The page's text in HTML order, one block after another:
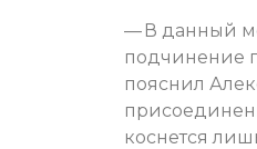
— В данный
подчинение
пояснил
коснется